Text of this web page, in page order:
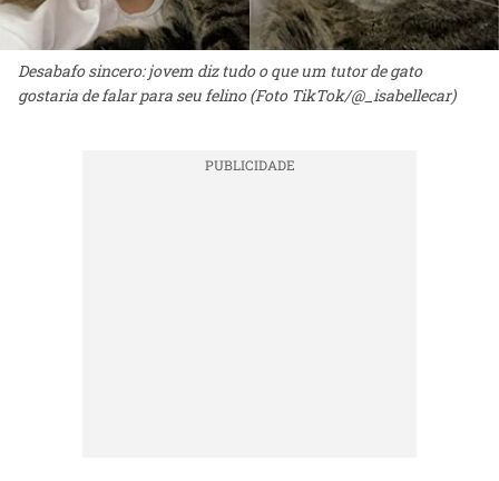
Desabafo sincero: jovem diz tudo o que um tutor de gato
gostaria de falar para seu felino (Foto TikTok/@_isabellecar)